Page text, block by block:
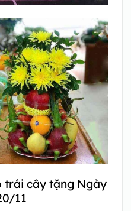
trái cây tặng Ngày
11